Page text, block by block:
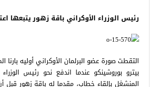
رئيس الوزراء الأوكراني باقة زهور يتبعها
التقطت صورة عضو البرلمان الأوكراني أوليه بارنا
بيترو بوروشينكو عندما اندفع نحو رئيس
المنشغل بإلقاء خطاب، مقدما له باقة زهور